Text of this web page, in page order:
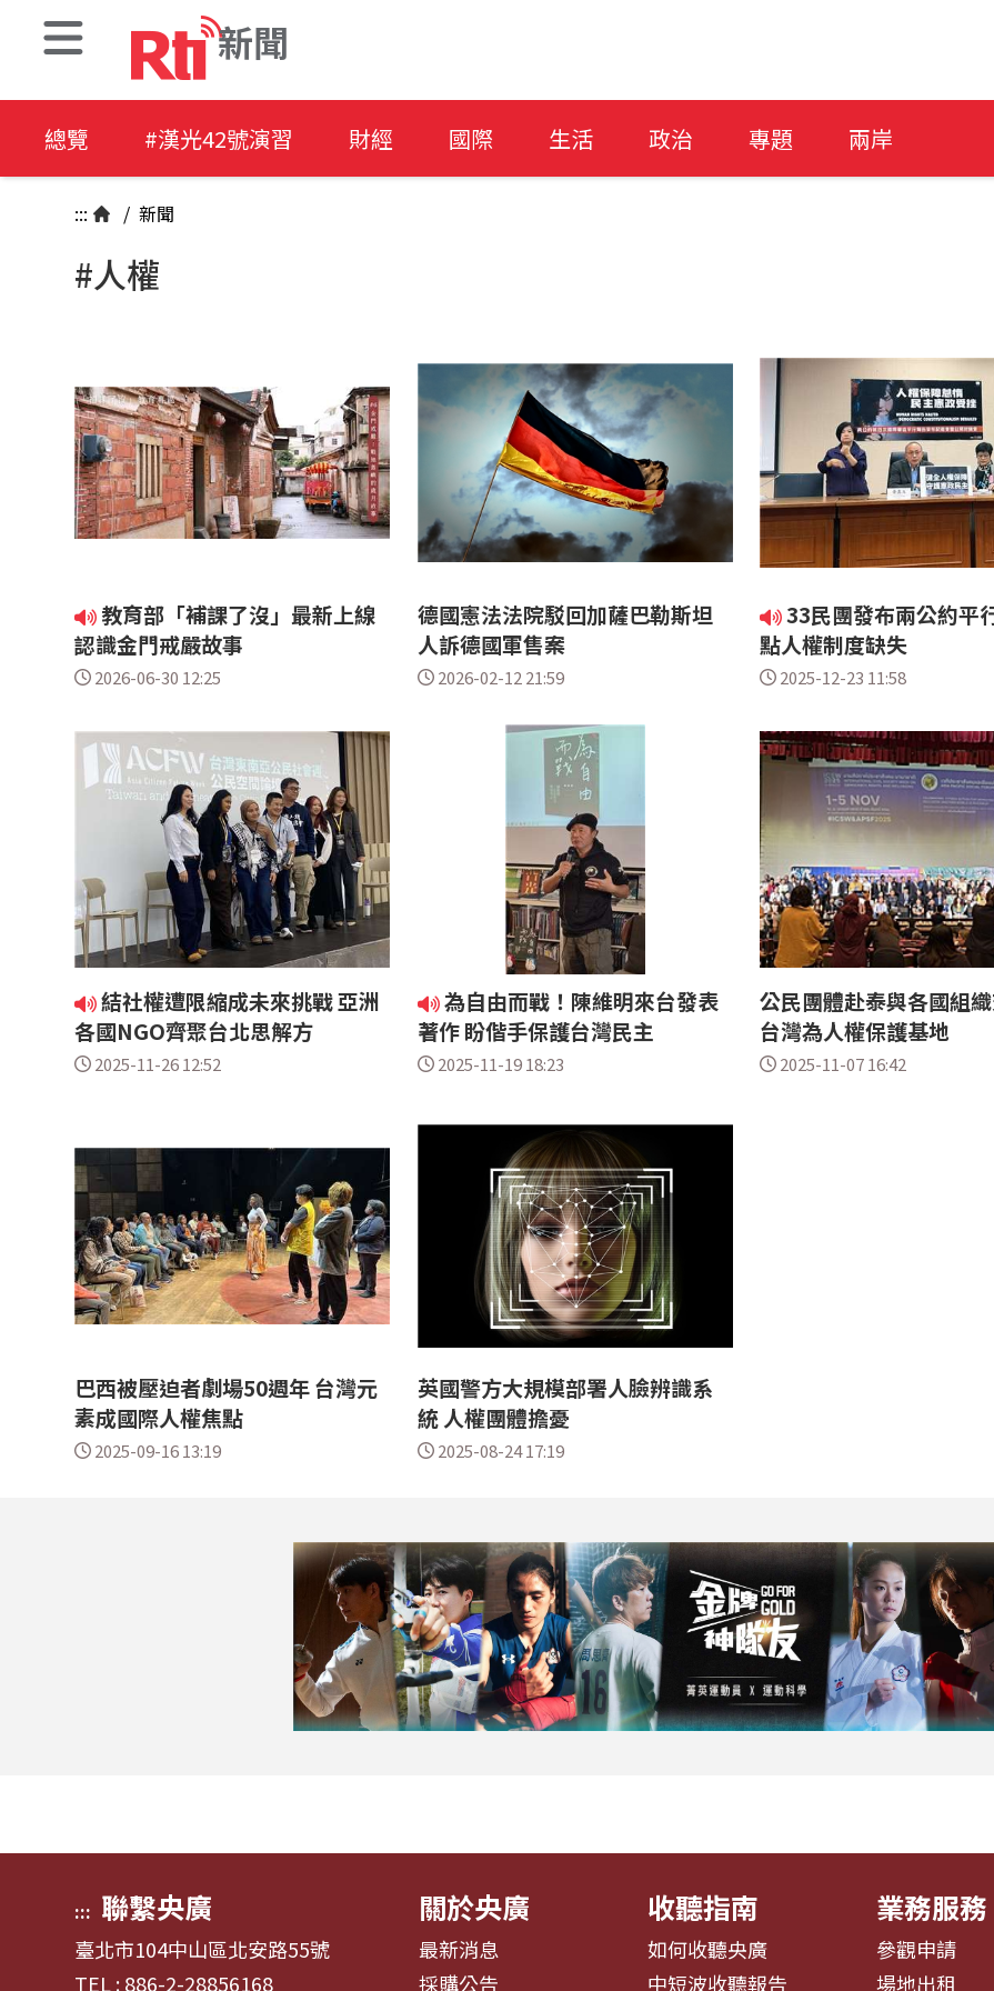
新聞
總覽 #漢光42號演習 財經 國際 生活 政治 專題 兩岸
::: / 新聞
#人權
教育部「補課了沒」最新上線
認識金門戒嚴故事
2026-06-30 12:25
德國憲法法院駁回加薩巴勒斯坦
人訴德國軍售案
2026-02-12 21:59
33民團發布兩公約平
點人權制度缺失
2025-12-23 11:58
結社權遭限縮成未來挑戰 亞洲
各國NGO齊聚台北思解方
2025-11-26 12:52
為自由而戰！陳維明來台發表
著作 盼偕手保護台灣民主
2025-11-19 18:23
公民團體赴泰與各國組
台灣為人權保護基地
2025-11-07 16:42
巴西被壓迫者劇場50週年 台灣元
素成國際人權焦點
2025-09-16 13:19
英國警方大規模部署人臉辨識系
統 人權團體擔憂
2025-08-24 17:19
::: 聯繫央廣
臺北市104中山區北安路55號
TEL : 886-2-28856168
關於央廣
最新消息
採購公告
收聽指南
如何收聽央廣
中短波收聽報告
業務服務
參觀申請
場地出租